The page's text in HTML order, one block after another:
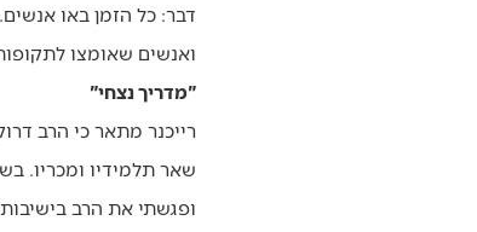
דבר: כל הזמן באו
ואנשים שאומצו
"מדריך נצחי"
רייכנר מתאר כי הרב
שאר תלמידיו ומכריו.
ופגשתי את הרב